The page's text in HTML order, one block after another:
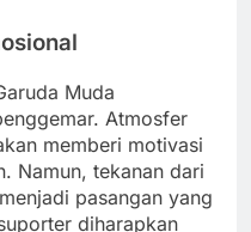
Muda
Atmosfer
memberi motivasi
Namun, tekanan dari
pasangan yang
diharapkan